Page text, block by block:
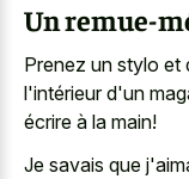
Un remue-
Prenez un stylo et
l'intérieur d'un
écrire à la main!
Je savais que